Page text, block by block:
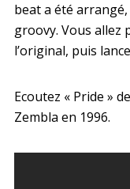
beat a été
groovy. Vous allez
l’original, puis
Ecoutez « Pride »
Zembla en 1996.